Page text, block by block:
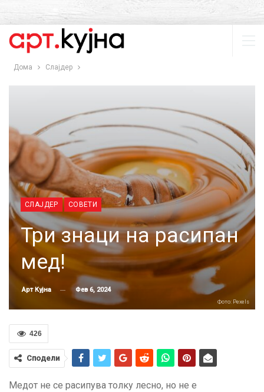
Дома Слајдер
СЛАЈДЕР СОВЕТИ
Три знаци на расипан
мед!
Арт Кујна Фев 6, 2024
Фото: Pexels
426
Сподели
Медот не се расипува толку лесно, но не е